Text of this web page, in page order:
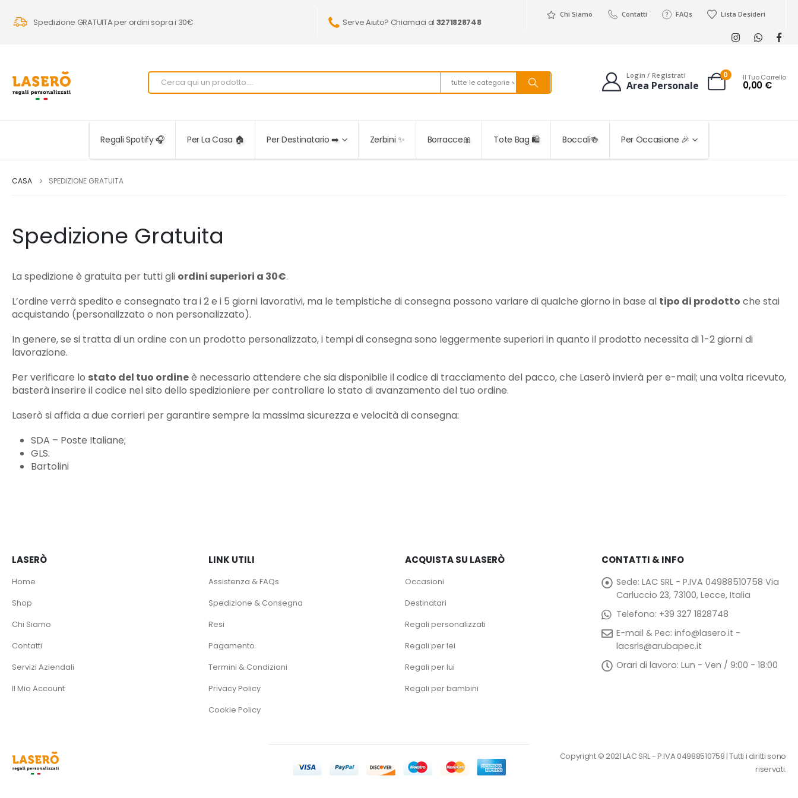
Spedizione GRATUITA per ordini sopra i 30€ Serve Aiuto? Chiamaci al 3271828748
Chi Siamo Contatti FAQs Lista Desideri
tutte le categorie
Login / Registrati
Area Personale
0 Il Tuo Carrello
0,00 €
Regali Spotify 🎧 Per La Casa 🏠 Per Destinatario ➡️ Zerbini ✨ Borracce🎀 Tote Bag 🛍️ Boccali🍻 Per Occasione 🎉
CASA SPEDIZIONE GRATUITA
Spedizione Gratuita
La spedizione è gratuita per tutti gli ordini superiori a 30€.
L’ordine verrà spedito e consegnato tra i 2 e i 5 giorni lavorativi, ma le tempistiche di consegna possono variare di qualche giorno in base al tipo di prodotto che stai
acquistando (personalizzato o non personalizzato).
In genere, se si tratta di un ordine con un prodotto personalizzato, i tempi di consegna sono leggermente superiori in quanto il prodotto necessita di 1-2 giorni di
lavorazione.
Per verificare lo stato del tuo ordineè necessario attendere che sia disponibile il codice di tracciamento del pacco, che Laserò invierà per e-mail; una volta ricevuto,
basterà inserire il codice nel sito dello spedizioniere per controllare lo stato di avanzamento del tuo ordine.
Laserò si affida a due corrieri per garantire sempre la massima sicurezza e velocità di consegna:
SDA – Poste Italiane;
GLS.
Bartolini
LASERÒ
Home
Shop
Chi Siamo
Contatti
Servizi Aziendali
Il Mio Account
LINK UTILI
Assistenza & FAQs
Spedizione & Consegna
Resi
Pagamento
Termini & Condizioni
Privacy Policy
Cookie Policy
ACQUISTA SU LASERÒ
Occasioni
Destinatari
Regali personalizzati
Regali per lei
Regali per lui
Regali per bambini
CONTATTI & INFO
Sede: LAC SRL - P.IVA 04988510758 Via
Carluccio 23, 73100, Lecce, Italia
Telefono: +39 327 1828748
E-mail & Pec: info@lasero.it -
lacsrls@arubapec.it
Orari di lavoro: Lun - Ven / 9:00 - 18:00
Copyright © 2021 LAC SRL - P.IVA 04988510758 | Tutti i diritti sono
riservati.